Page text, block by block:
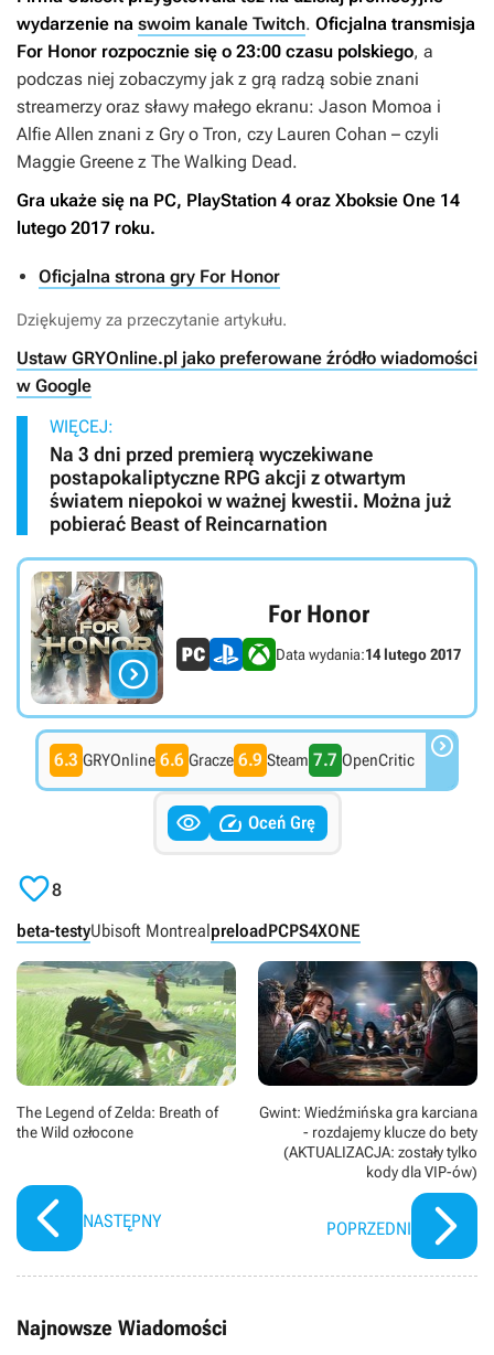
wydarzenie na swoim kanale Twitch. Oficjalna transmisja
For Honor rozpocznie się o 23:00 czasu polskiego, a
podczas niej zobaczymy jak z grą radzą sobie znani
streamerzy oraz sławy małego ekranu: Jason Momoa i
Alfie Allen znani z Gry o Tron, czy Lauren Cohan – czyli
Maggie Greene z The Walking Dead.
Gra ukaże się na PC, PlayStation 4 oraz Xboksie One 14
lutego 2017 roku.
Oficjalna strona gry For Honor
Dziękujemy za przeczytanie artykułu.
Ustaw GRYOnline.pl jako preferowane źródło wiadomości
w Google
WIĘCEJ:
Na 3 dni przed premierą wyczekiwane
postapokaliptyczne RPG akcji z otwartym
światem niepokoi w ważnej kwestii. Można już
pobierać Beast of Reincarnation

For Honor
Data wydania:14 lutego 2017
6.3 GRYOnline 6.6 Gracze 6.9 Steam 7.7 OpenCritic 
  Oceń Grę
8
beta-testyUbisoft MontrealpreloadPCPS4XONE
The Legend of Zelda: Breath of
the Wild ozłocone
NASTĘPNY
Gwint: Wiedźmińska gra karciana
- rozdajemy klucze do bety
(AKTUALIZACJA: zostały tylko
kody dla VIP-ów)
POPRZEDNI
Najnowsze Wiadomości